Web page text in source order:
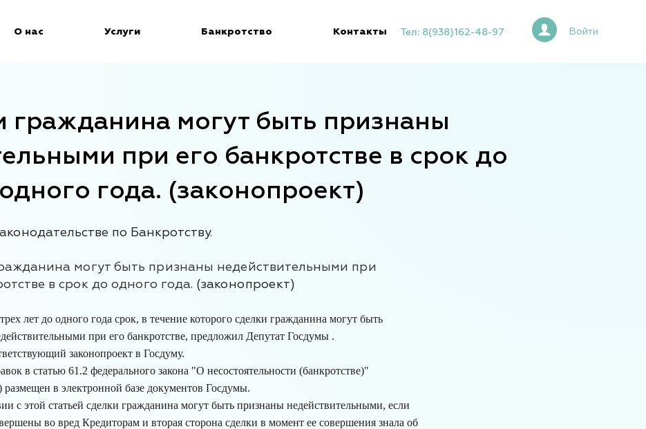
О нас Услуги Банкротство Контакты Тел: 8(938)162-48-97 Войти
гражданина могут быть признаны
при его банкротстве в срок до
одного года. (законопроект)
по Банкротству.
могут быть признаны недействительными при
в срок до одного года. (законопроект)
лет до одного года срок, в течение которого сделки гражданина могут быть
при его банкротстве, предложил Депутат Госдумы .
законопроект в Госдуму.
в статью 61.2 федерального закона "О несостоятельности (банкротстве)"
размещен в электронной базе документов Госдумы.
с этой статьей сделки гражданина могут быть признаны недействительными, если
во вред Кредиторам и вторая сторона сделки в момент ее совершения знала об